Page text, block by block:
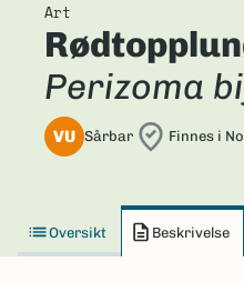
Art
Perizoma
VU Sårbar Finnes i
Oversikt Beskrivelse